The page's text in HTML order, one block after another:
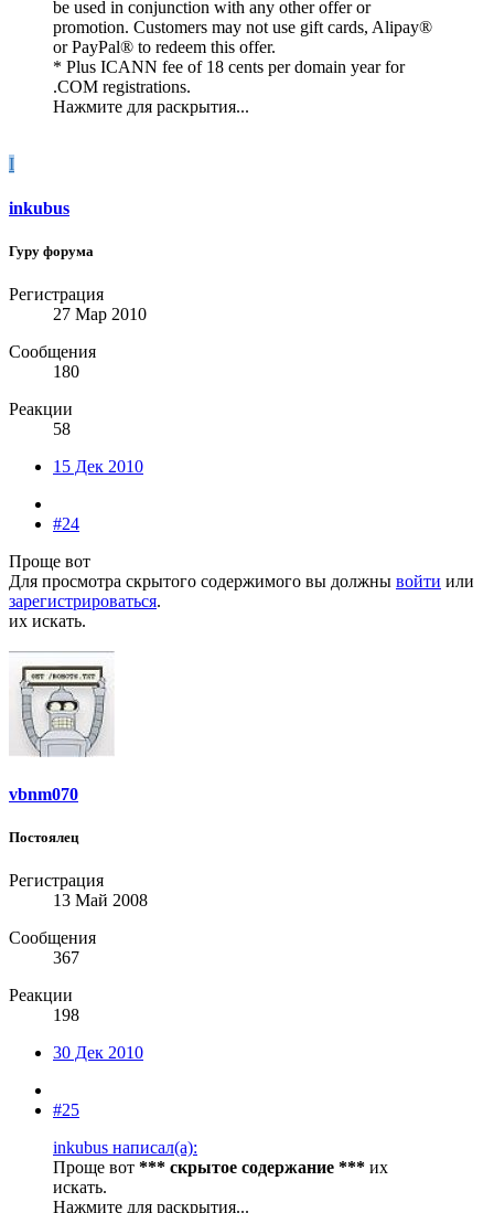
be used in conjunction with any other offer or
promotion. Customers may not use gift cards, Alipay®
or PayPal® to redeem this offer.
* Plus ICANN fee of 18 cents per domain year for
.COM registrations.
Нажмите для раскрытия...
I
inkubus
Гуру форума
Регистрация
27 Мар 2010
Сообщения
180
Реакции
58
15 Дек 2010
#24
Проще вот
Для просмотра скрытого содержимого вы должны войти или
зарегистрироваться.
их искать.
vbnm070
Постоялец
Регистрация
13 Май 2008
Сообщения
367
Реакции
198
30 Дек 2010
#25
inkubus написал(а):
Проще вот *** скрытое содержание *** их
искать.
Нажмите для раскрытия...